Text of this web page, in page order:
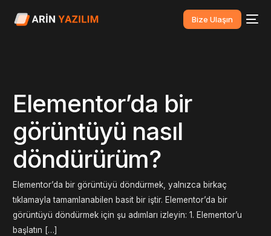
Bize Ulaşın
Elementor’da bir
görüntüyü nasıl
döndürürüm?
Elementor’da bir görüntüyü döndürmek, yalnızca birkaç
tıklamayla tamamlanabilen basit bir iştir. Elementor’da bir
görüntüyü döndürmek için şu adımları izleyin: 1. Elementor’u
başlatın […]